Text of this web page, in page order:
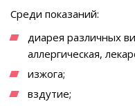
Среди показаний:
диарея различных
аллергическая,
изжога;
вздутие;